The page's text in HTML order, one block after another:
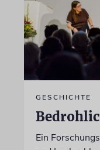
GESCHICHTE
Ein